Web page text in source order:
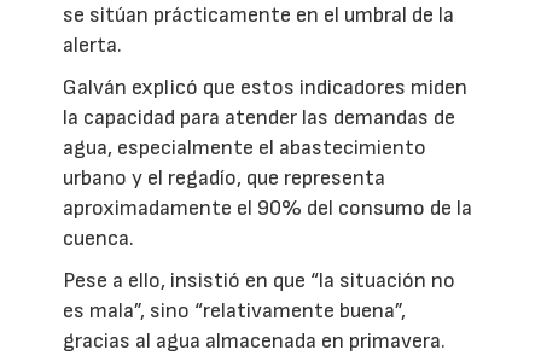
se sitúan prácticamente en el umbral de la
alerta.
Galván explicó que estos indicadores miden
la capacidad para atender las demandas de
agua, especialmente el abastecimiento
urbano y el regadío, que representa
aproximadamente el 90% del consumo de la
cuenca.
Pese a ello, insistió en que “la situación no
es mala”, sino “relativamente buena”,
gracias al agua almacenada en primavera.